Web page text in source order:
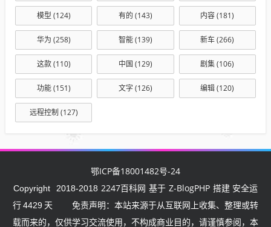
模型 (124) 有的 (143) 内容(181)
华为 (258) 智能(139) 新车(266)
这款(110) 中国 (129) 剧集(106)
功能(151) 文字(126) 编辑(120)
远程控制 (127)
鄂ICP备18001482号-24
Copyright 2018-2018 2247百科网 基于 Z-BlogPHP 搭建 安全运
行4429 天
免责声明：本站来源于从互联网上收集、整理或转
载而来的，仅供学习交流使用，不构成商业目的，请谨慎参阅，本